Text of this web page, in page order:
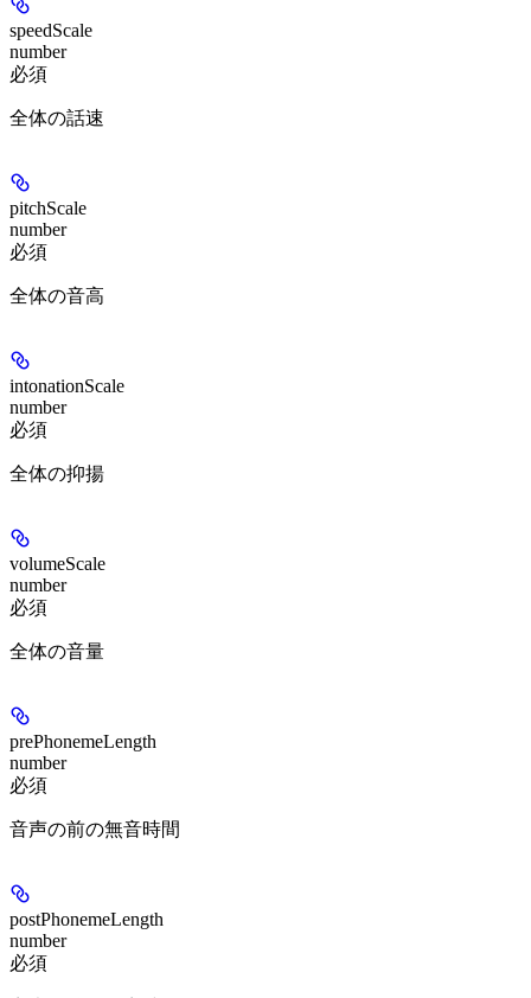
speedScale
number
必須
全体の話速
pitchScale
number
必須
全体の音高
intonationScale
number
必須
全体の抑揚
volumeScale
number
必須
全体の音量
prePhonemeLength
number
必須
音声の前の無音時間
postPhonemeLength
number
必須